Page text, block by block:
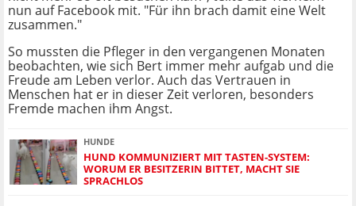
nun auf Facebook mit. "Für ihn brach damit eine Welt
zusammen."
So mussten die Pfleger in den vergangenen Monaten
beobachten, wie sich Bert immer mehr aufgab und die
Freude am Leben verlor. Auch das Vertrauen in
Menschen hat er in dieser Zeit verloren, besonders
Fremde machen ihm Angst.
HUNDE
HUND KOMMUNIZIERT MIT TASTEN-SYSTEM:
WORUM ER BESITZERIN BITTET, MACHT SIE
SPRACHLOS